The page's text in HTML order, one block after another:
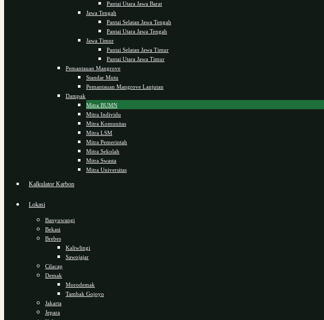
Pantai Utara Jawa Barat
Jawa Tengah
Pantai Selatan Jawa Tengah
Pantai Utara Jawa Tengah
Jawa Timur
Pantai Selatan Jawa Timur
Pantai Utara Jawa Timur
Pemantauan Mangrove
Standar Mutu
Pemantauan Mangrove Lanjutan
Dampak
Mitra BUMN
Mitra Individu
Mitra Komunitas
Mitra LSM
Mitra Pemerintah
Mitra Sekolah
Mitra Swasta
Mitra Universitas
Kalkulator Karbon
Lokasi
Banyuwangi
Bekasi
Brebes
Kaliwlingi
Sawojajar
Cilacap
Demak
Morodemak
Tambak Gojoyo
Jakarta
Jepara